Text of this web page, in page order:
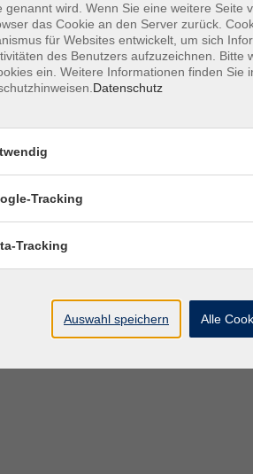
genannt wird. Wenn Sie eine weitere Seite
das Cookie an den Server zurück.
für Websites entwickelt, um sich
des Benutzers aufzuzeichnen. Bitte
ein. Weitere Informationen finden Sie
Datenschutz
Tracking
Tracking
Auswahl speichern Alle